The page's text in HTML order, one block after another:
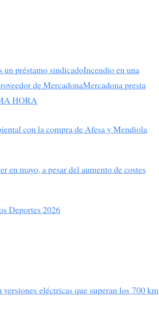
un préstamo sindicadoIncendio en una
de MercadonaMercadona presta
HORA
con la compra de Afesa y Mendiola
en mayo, a pesar del aumento de costes
Deportes 2026
eléctricas que superan los 700 km